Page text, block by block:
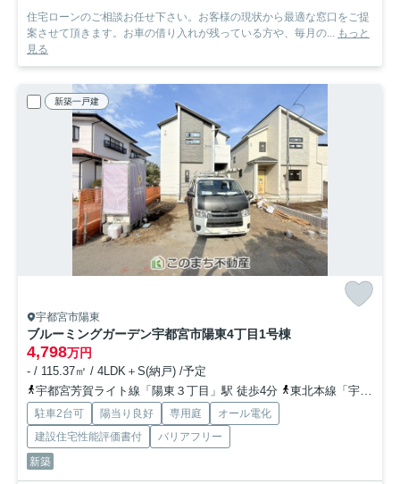
住宅ローンのご相談お任せ下さい。お客様の現状から最適な窓口をご提
案させて頂きます。お車の借り入れが残っている方や、毎月の... もっと
見る
新築一戸建
宇都宮市陽東
ブルーミングガーデン宇都宮市陽東4丁目1号棟
4,798万円
- / 115.37㎡ / 4LDK＋S(納戸) /予定
宇都宮芳賀ライト線「陽東３丁目」駅 徒歩4分
東北本線「宇都宮」駅 徒歩33分
駐車2台可 陽当り良好 専用庭
オール電化
建設住宅性能評価書付
バリアフリー
新築